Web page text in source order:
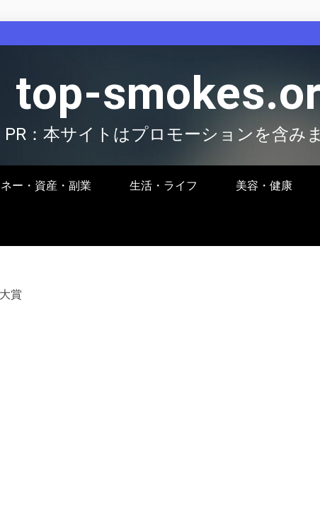
top-
PR：本サイトはプロモーションを含みま
ー・資産・副業 生活・ライフ 美容・健康
賞